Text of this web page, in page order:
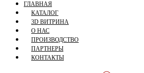
ГЛАВНАЯ
КАТАЛОГ
3D ВИТРИНА
О НАС
ПРОИЗВОДСТВО
ПАРТНЕРЫ
КОНТАКТЫ